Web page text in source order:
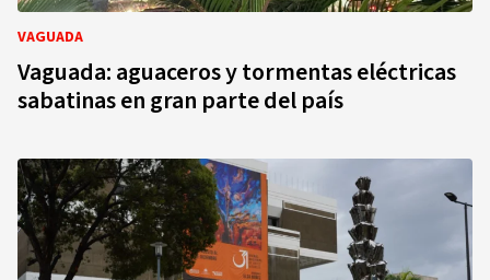
VAGUADA
Vaguada: aguaceros y tormentas eléctricas
sabatinas en gran parte del país